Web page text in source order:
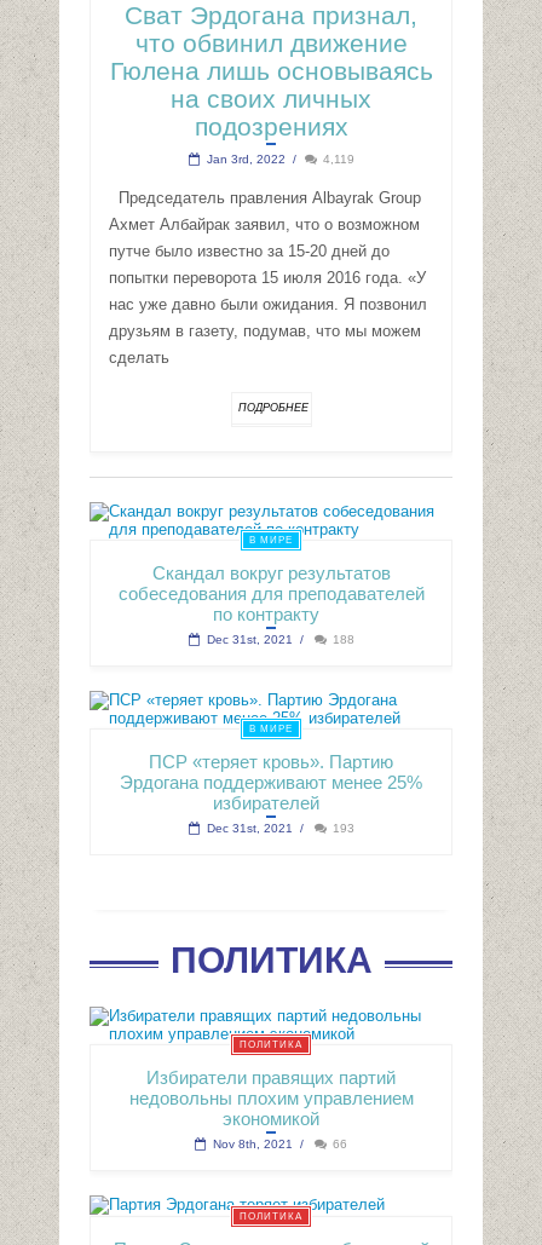
Сват Эрдогана признал,
что обвинил движение
Гюлена лишь основываясь
на своих личных
подозрениях
Jan 3rd, 2022 / 4,119
Председатель правления Albayrak Group
Ахмет Албайрак заявил, что о возможном
путче было известно за 15-20 дней до
попытки переворота 15 июля 2016 года. «У
нас уже давно были ожидания. Я позвонил
друзьям в газету, подумав, что мы можем
сделать
ПОДРОБНЕЕ
В МИРЕ
Скандал вокруг результатов
собеседования для преподавателей
по контракту
Dec 31st, 2021 / 188
В МИРЕ
ПСР «теряет кровь». Партию
Эрдогана поддерживают менее 25%
избирателей
Dec 31st, 2021 / 193
ПОЛИТИКА
ПОЛИТИКА
Избиратели правящих партий
недовольны плохим управлением
экономикой
Nov 8th, 2021 / 66
ПОЛИТИКА